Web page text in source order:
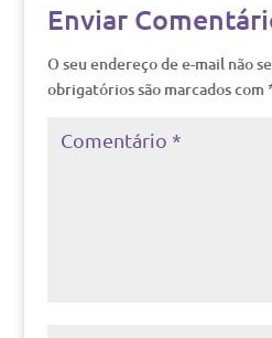
Enviar
O seu endereço de e-mail não
obrigatórios são marcados com